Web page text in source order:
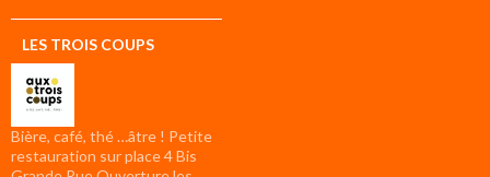
LES TROIS COUPS
Bière, café, thé …âtre ! Petite
restauration sur place 4 Bis